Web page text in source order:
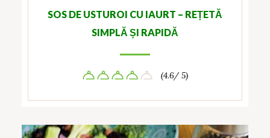
SOS DE USTUROI CU IAURT – REȚETĂ
SIMPLĂ ȘI RAPIDĂ
(4.6/ 5)